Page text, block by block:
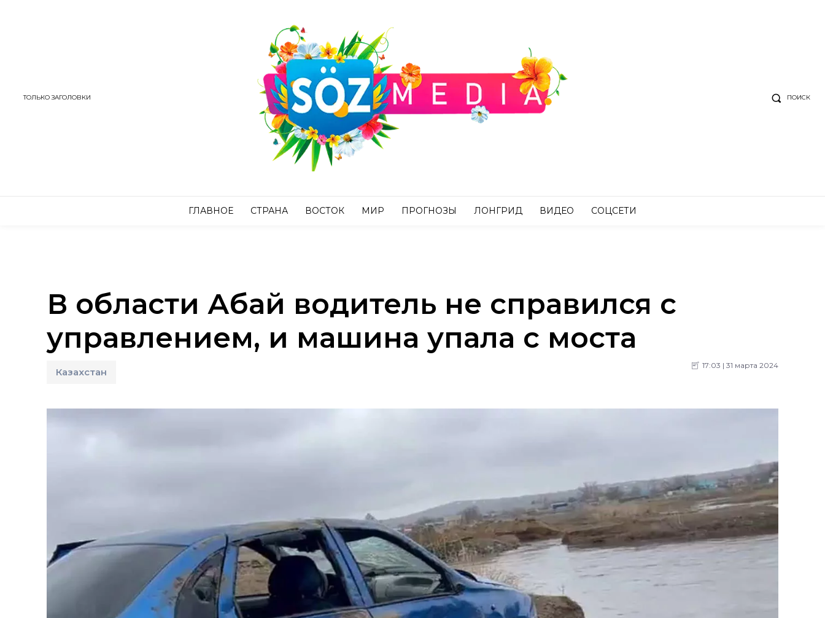
ТОЛЬКО ЗАГОЛОВКИ ПОИСК
ГЛАВНОЕ СТРАНА ВОСТОК МИР ПРОГНОЗЫ ЛОНГРИД ВИДЕО СОЦСЕТИ
В области Абай водитель не справился с
управлением, и машина упала с моста
Казахстан
17:03 | 31 марта 2024